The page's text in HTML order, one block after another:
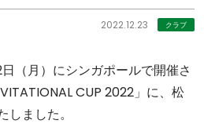
2022.12.23 クラブ
（月）にシンガポールで開催さ
CUP 2022」に、松
ました。